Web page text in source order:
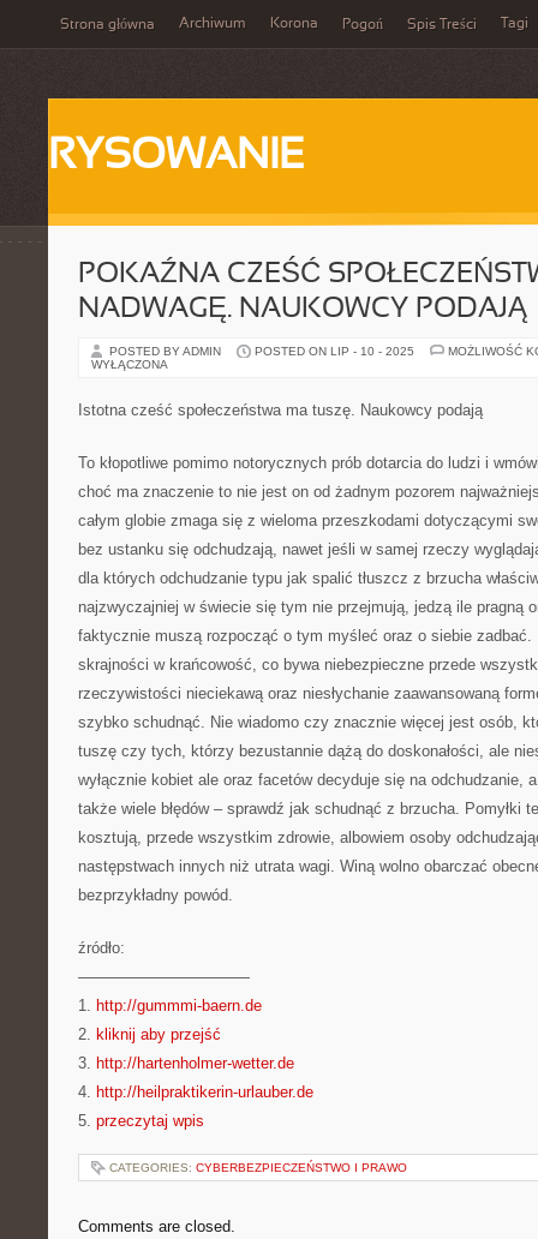
Strona główna Archiwum Korona Pogoń Spis Treści Tagi
RYSOWANIE
POKAŹNA CZEŚĆ
NADWAGĘ. NAUKOWCY PODAJĄ
POSTED BY ADMIN POSTED ON LIP - 10 - 2025
MOŻLIWOŚĆ
WYŁĄCZONA
Istotna cześć społeczeństwa ma tuszę. Naukowcy podają
To kłopotliwe pomimo notorycznych prób dotarcia do ludzi i
choć ma znaczenie to nie jest on od żadnym pozorem
całym globie zmaga się z wieloma przeszkodami dotyczącymi
bez ustanku się odchudzają, nawet jeśli w samej rzeczy
dla których odchudzanie typu jak spalić tłuszcz z brzucha
najzwyczajniej w świecie się tym nie przejmują, jedzą ile pragną
faktycznie muszą rozpocząć o tym myśleć oraz o siebie zadbać.
skrajności w krańcowość, co bywa niebezpieczne przede
rzeczywistości nieciekawą oraz niesłychanie zaawansowaną
szybko schudnąć. Nie wiadomo czy znacznie więcej jest osób,
tuszę czy tych, którzy bezustannie dążą do doskonałości, ale
wyłącznie kobiet ale oraz facetów decyduje się na odchudzanie,
także wiele błędów – sprawdź jak schudnąć z brzucha. Pomyłki
kosztują, przede wszystkim zdrowie, albowiem osoby
następstwach innych niż utrata wagi. Winą wolno obarczać
bezprzykładny powód.
źródło:
———————————
1. http://gummmi-baern.de
2. kliknij aby przejść
3. http://hartenholmer-wetter.de
4. http://heilpraktikerin-urlauber.de
5. przeczytaj wpis
CATEGORIES: CYBERBEZPIECZEŃSTWO I PRAWO
Comments are closed.